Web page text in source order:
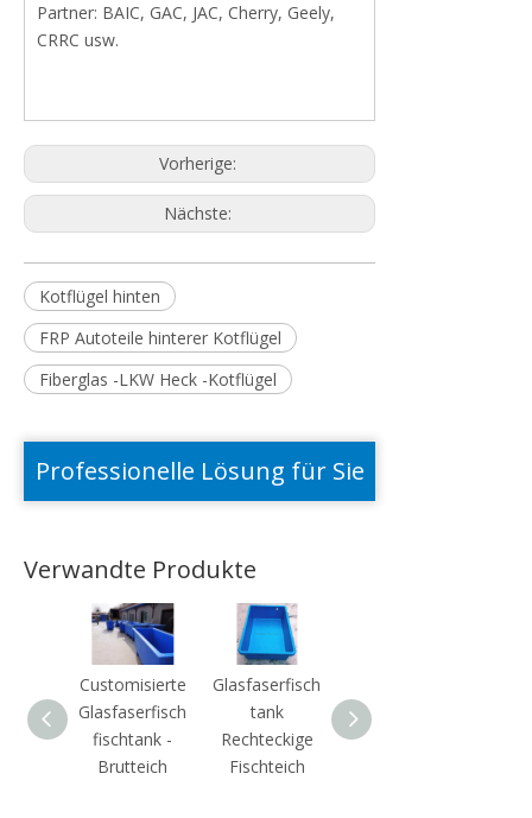
Partner: BAIC, GAC, JAC, Cherry, Geely,
CRRC usw.
Vorherige:
Nächste:
Kotflügel hinten
FRP Autoteile hinterer Kotflügel
Fiberglas -LKW Heck -Kotflügel
Professionelle Lösung für Sie
Verwandte Produkte
Customisierte
Glasfaserfisch
fischtank -
Brutteich
Glasfaserfisch
tank
Rechteckige
Fischteich
Brütereipond